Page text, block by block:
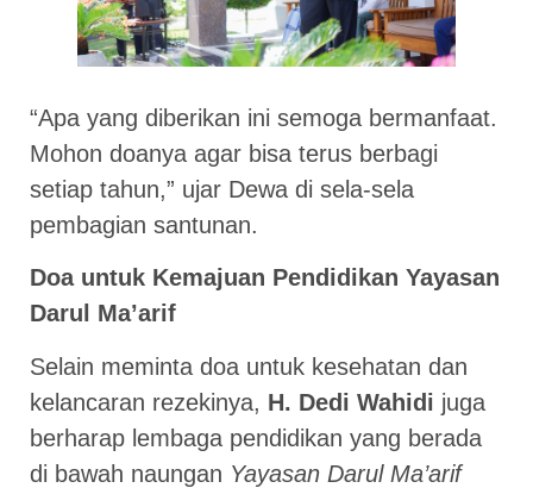
“Apa yang diberikan ini semoga bermanfaat.
Mohon doanya agar bisa terus berbagi
setiap tahun,” ujar Dewa di sela-sela
pembagian santunan.
Doa untuk Kemajuan Pendidikan Yayasan
Darul Ma’arif
Selain meminta doa untuk kesehatan dan
kelancaran rezekinya, H. Dedi Wahidi juga
berharap lembaga pendidikan yang berada
di bawah naungan Yayasan Darul Ma’arif